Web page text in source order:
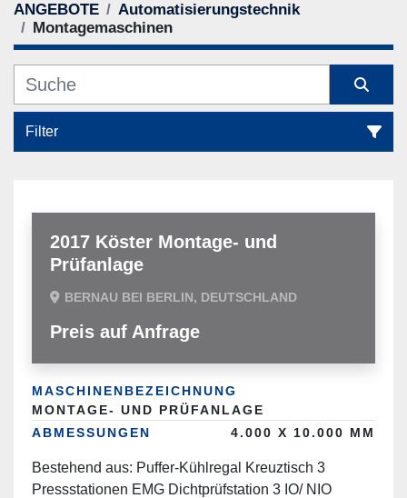
ANGEBOTE
Automatisierungstechnik
Montagemaschinen
Filter
Sortieren nach
2017 Köster Montage- und
Prüfanlage
BERNAU BEI BERLIN, DEUTSCHLAND
Preis auf Anfrage
MASCHINENBEZEICHNUNG
MONTAGE- UND PRÜFANLAGE
ABMESSUNGEN
4.000 X 10.000 MM
Bestehend aus: Puffer-Kühlregal Kreuztisch 3
Pressstationen EMG Dichtprüfstation 3 IO/ NIO